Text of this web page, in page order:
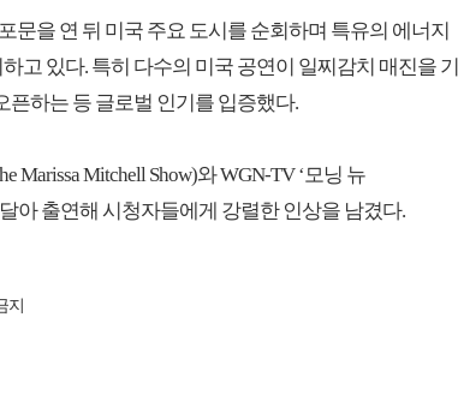
문을 연 뒤 미국 주요 도시를 순회하며 특유의 에너지
고 있다. 특히 다수의 미국 공연이 일찌감치 매진을 기
픈하는 등 글로벌 인기를 입증했다.
Marissa Mitchell Show)와 WGN-TV ‘모닝 뉴
아 출연해 시청자들에게 강렬한 인상을 남겼다.
지